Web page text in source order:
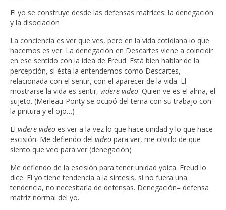
El yo se construye desde las defensas matrices: la denegación
y la disociación
La conciencia es ver que ves, pero en la vida cotidiana lo que
hacemos es ver. La denegación en Descartes viene a coincidir
en ese sentido con la idea de Freud. Está bien hablar de la
percepción, si ésta la entendemos como Descartes,
relacionada con el sentir, con el aparecer de la vida. El
mostrarse la vida es sentir, videre video. Quien ve es el alma, el
sujeto. (Merleau-Ponty se ocupó del tema con su trabajo con
la pintura y el ojo…)
El videre video es ver a la vez lo que hace unidad y lo que hace
escisión. Me defiendo del video para ver, me olvido de que
siento que veo para ver (denegación)
Me defiendo de la escisión para tener unidad yoica. Freud lo
dice: El yo tiene tendencia a la síntesis, si no fuera una
tendencia, no necesitaría de defensas. Denegación= defensa
matriz normal del yo.